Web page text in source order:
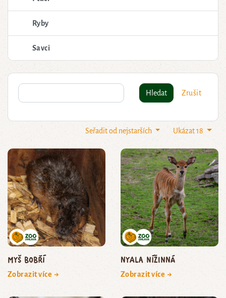
Ryby
Savci
Hledat Zrušit
Ukázat 18
Seřadit od nejstarších
myš bobří
Zobrazit více →
nyala nížinná
Zobrazit více →